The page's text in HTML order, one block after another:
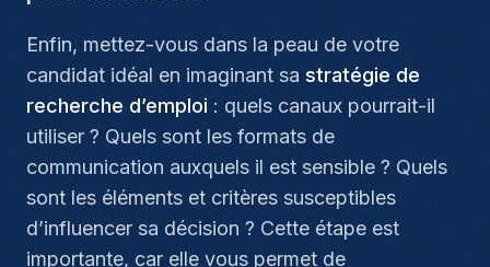
Enfin, mettez-vous dans la peau de votre
candidat idéal en imaginant sa stratégie de
recherche d’emploi : quels canaux pourrait-il
utiliser ? Quels sont les formats de
communication auxquels il est sensible ? Quels
sont les éléments et critères susceptibles
d’influencer sa décision ? Cette étape est
importante, car elle vous permet de